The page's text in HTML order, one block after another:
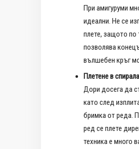
При амигуруми
идеални. Не се
плете, защото по
позволява
вълшебен кръг
Плетене в спирала
Дори досега да
като след
бримка от реда.
ред се плете
техника е много